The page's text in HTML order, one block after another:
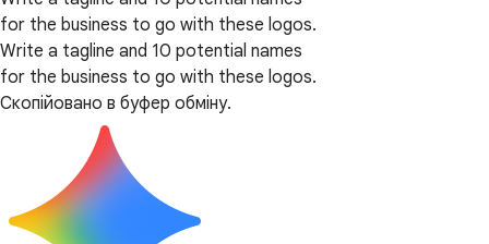
for the business to go with these logos.
Write a tagline and 10 potential names
for the business to go with these logos.
Скопійовано в буфер обміну.